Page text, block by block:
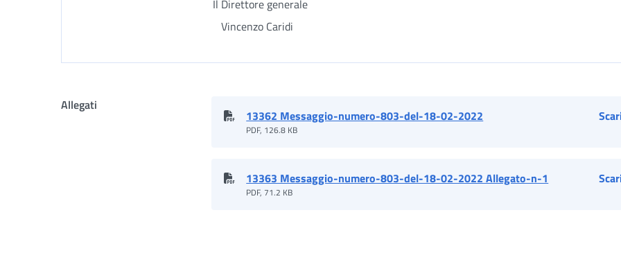
Il Direttore generale
Vincenzo Caridi
Allegati
13362 Messaggio-numero-803-del-18-02-2022
PDF, 126.8 KB
13363 Messaggio-numero-803-del-18-02-2022 Allegato-n-1
PDF, 71.2 KB